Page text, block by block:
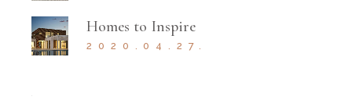
Homes to Inspire
2020.04.27.